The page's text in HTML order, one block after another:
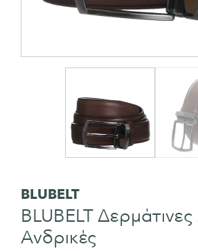
BLUBELT
BLUBELT
Ανδρικές